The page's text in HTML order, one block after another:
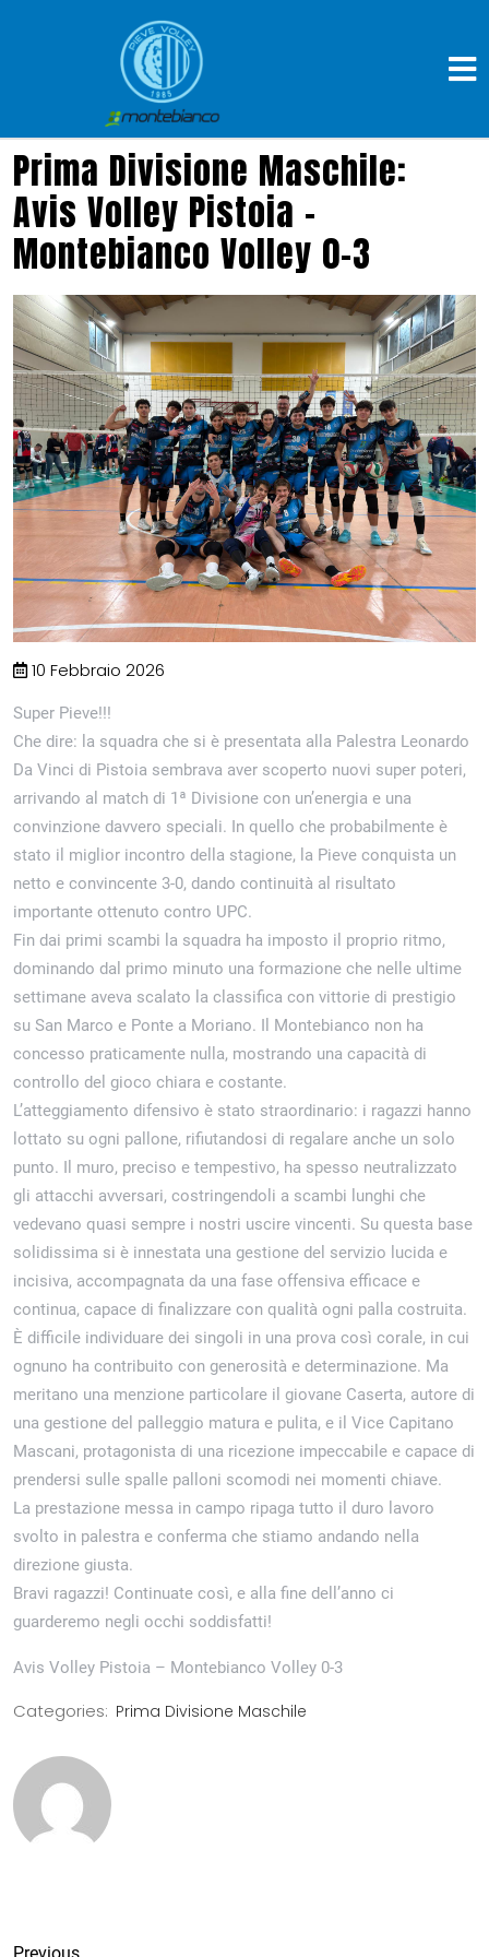
Prima Divisione Maschile:
Avis Volley Pistoia –
Montebianco Volley 0-3
10 Febbraio 2026
Super Pieve!!!
Che dire: la squadra che si è presentata alla Palestra Leonardo
Da Vinci di Pistoia sembrava aver scoperto nuovi super poteri,
arrivando al match di 1ª Divisione con un’energia e una
convinzione davvero speciali. In quello che probabilmente è
stato il miglior incontro della stagione, la Pieve conquista un
netto e convincente 3-0, dando continuità al risultato
importante ottenuto contro UPC.
Fin dai primi scambi la squadra ha imposto il proprio ritmo,
dominando dal primo minuto una formazione che nelle ultime
settimane aveva scalato la classifica con vittorie di prestigio
su San Marco e Ponte a Moriano. Il Montebianco non ha
concesso praticamente nulla, mostrando una capacità di
controllo del gioco chiara e costante.
L’atteggiamento difensivo è stato straordinario: i ragazzi hanno
lottato su ogni pallone, rifiutandosi di regalare anche un solo
punto. Il muro, preciso e tempestivo, ha spesso neutralizzato
gli attacchi avversari, costringendoli a scambi lunghi che
vedevano quasi sempre i nostri uscire vincenti. Su questa base
solidissima si è innestata una gestione del servizio lucida e
incisiva, accompagnata da una fase offensiva efficace e
continua, capace di finalizzare con qualità ogni palla costruita.
È difficile individuare dei singoli in una prova così corale, in cui
ognuno ha contribuito con generosità e determinazione. Ma
meritano una menzione particolare il giovane Caserta, autore di
una gestione del palleggio matura e pulita, e il Vice Capitano
Mascani, protagonista di una ricezione impeccabile e capace di
prendersi sulle spalle palloni scomodi nei momenti chiave.
La prestazione messa in campo ripaga tutto il duro lavoro
svolto in palestra e conferma che stiamo andando nella
direzione giusta.
Bravi ragazzi! Continuate così, e alla fine dell’anno ci
guarderemo negli occhi soddisfatti!
Avis Volley Pistoia – Montebianco Volley 0-3
Categories: Prima Divisione Maschile